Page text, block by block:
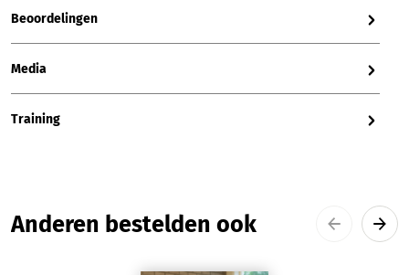
Beoordelingen
Media
Training
Productgalerij overslaan
Anderen bestelden ook